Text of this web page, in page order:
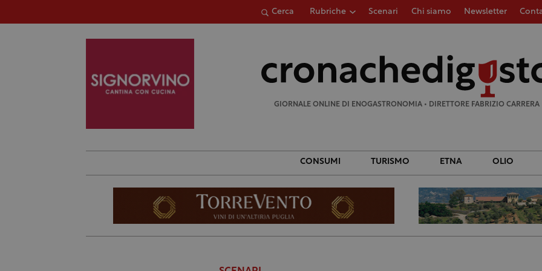
Cerca Rubriche Scenari Chi siamo Newsletter
GIORNALE ONLINE DI ENOGASTRONOMIA • DIRETTORE FABRIZIO CARRERA
CONSUMI TURISMO ETNA OLIO